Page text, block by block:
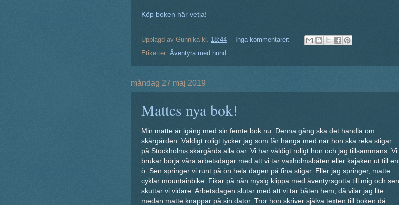
Köp boken här vetja!
Upplagd av Gunnika kl. 18:44
Inga kommentarer:
Etiketter: Äventyra med hund
måndag 27 maj 2019
Mattes nya bok!
Min matte är igång med sin femte bok nu. Denna gång ska det handla om
skärgården. Väldigt roligt tycker jag som får hänga med när hon ska reka stigar
på Stockholms skärgårds alla öar. Vi har väldigt roligt hon och jag tillsammans. Vi
brukar börja våra arbetsdagar med att vi tar vaxholmsbåten eller kajaken ut till en
ö. Sen springer vi runt på ön hela dagen på fina stigar. Eller jag springer, matte
cyklar mountainbike. Fikar på nån mysig klippa med äventyrsgotta till mig och sen
skuttar vi vidare. Arbetsdagen slutar med att vi tar båten hem, då vilar jag lite
medan matte knappar på sin dator. Tror hon skriver själva texten till boken då....